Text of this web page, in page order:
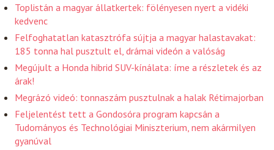
Toplistán a magyar állatkertek: fölényesen nyert a vidéki
kedvenc
Felfoghatatlan katasztrófa sújtja a magyar halastavakat:
185 tonna hal pusztult el, drámai videón a valóság
Megújult a Honda hibrid SUV-kínálata: íme a részletek és az
árak!
Megrázó videó: tonnaszám pusztulnak a halak Rétimajorban
Feljelentést tett a Gondosóra program kapcsán a
Tudományos és Technológiai Miniszterium, nem akármilyen
gyanúval